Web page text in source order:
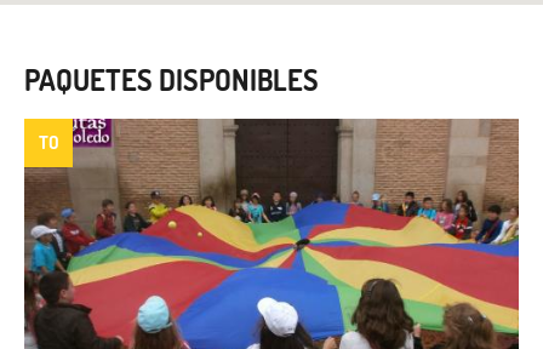
PAQUETES DISPONIBLES
TO